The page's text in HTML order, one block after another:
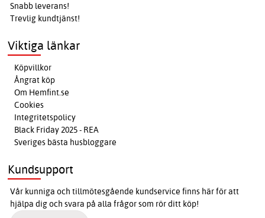
Snabb leverans!
Trevlig kundtjänst!
Viktiga länkar
Köpvillkor
Ångrat köp
Om Hemfint.se
Cookies
Integritetspolicy
Black Friday 2025 - REA
Sveriges bästa husbloggare
Kundsupport
Vår kunniga och tillmötesgående kundservice finns här för att
hjälpa dig och svara på alla frågor som rör ditt köp!